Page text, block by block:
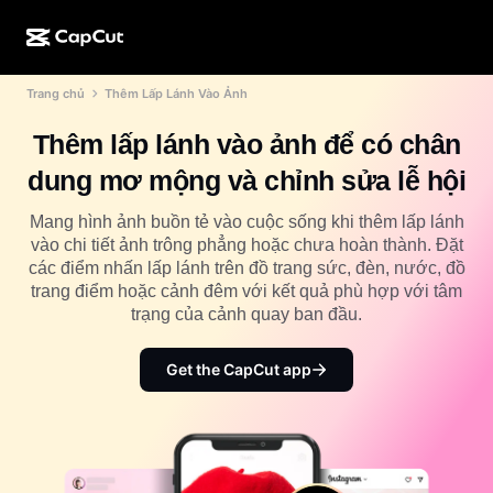
CapCut trên web
CapCut Pad
CapCut cho di động
Dreamina AI
Tạo bằng AI
Thiết kế bằng AI
Studio tạo video
Trình tạo video bằng AI
Trình tạo hình ảnh bằng AI
Dreamina Seedance 2.5
Nano Banana Pro
Gemini Omni
Tính năng
Công cụ AI
Trình chỉnh sửa và tạo video
Trình chỉnh sửa và tạo hình ảnh
Trình tạo và chỉnh sửa giọng nói
Mạng xã hội
Mẫu ngày lễ
Xem thêm
Mẫu cho lịch
Mẫu cho ngày kỷ niệm
Giới thiệu
Cộng đồng
Sáng kiến
Tiếp thị liên kết
Chương trình người tiên phong
Chương trình đối tác sáng tạo
Trang chủ Thêm Lấp Lánh Vào Ảnh
Thêm lấp lánh vào ảnh để có chân
dung mơ mộng và chỉnh sửa lễ hội
Mang hình ảnh buồn tẻ vào cuộc sống khi thêm lấp lánh
vào chi tiết ảnh trông phẳng hoặc chưa hoàn thành. Đặt
các điểm nhấn lấp lánh trên đồ trang sức, đèn, nước, đồ
trang điểm hoặc cảnh đêm với kết quả phù hợp với tâm
trạng của cảnh quay ban đầu.
Get the CapCut app